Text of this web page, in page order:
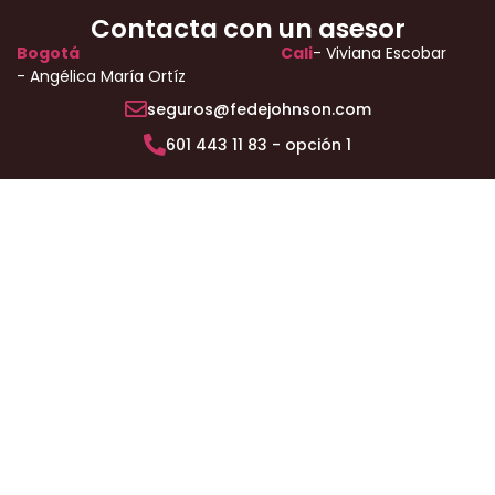
Contacta con un asesor
Bogotá
- Angélica María Ortíz
Cali- Viviana Escobar
seguros@fedejohnson.com
601 443 11 83 - opción 1